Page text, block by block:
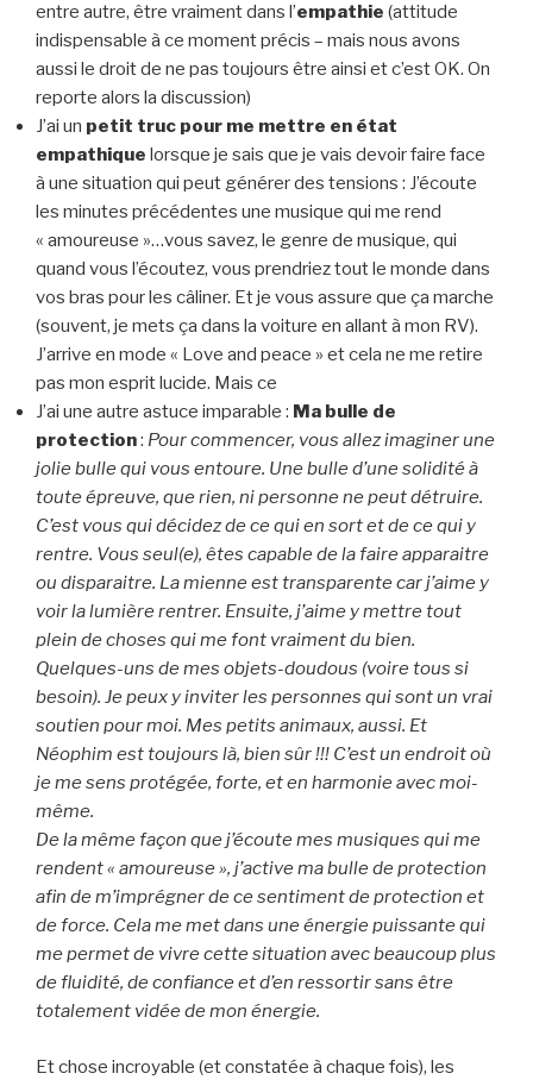
entre autre, être vraiment dans l’empathie (attitude
indispensable à ce moment précis – mais nous avons
aussi le droit de ne pas toujours être ainsi et c’est OK. On
reporte alors la discussion)
J’ai un petit truc pour me mettre en état
empathique lorsque je sais que je vais devoir faire face
à une situation qui peut générer des tensions : J’écoute
les minutes précédentes une musique qui me rend
« amoureuse »…vous savez, le genre de musique, qui
quand vous l’écoutez, vous prendriez tout le monde dans
vos bras pour les câliner. Et je vous assure que ça marche
(souvent, je mets ça dans la voiture en allant à mon RV).
J’arrive en mode « Love and peace » et cela ne me retire
pas mon esprit lucide. Mais ce
J’ai une autre astuce imparable : Ma bulle de
protection: Pour commencer, vous allez imaginer une
jolie bulle qui vous entoure. Une bulle d’une solidité à
toute épreuve, que rien, ni personne ne peut détruire.
C’est vous qui décidez de ce qui en sort et de ce qui y
rentre. Vous seul(e), êtes capable de la faire apparaitre
ou disparaitre. La mienne est transparente car j’aime y
voir la lumière rentrer. Ensuite, j’aime y mettre tout
plein de choses qui me font vraiment du bien.
Quelques-uns de mes objets-doudous (voire tous si
besoin). Je peux y inviter les personnes qui sont un vrai
soutien pour moi. Mes petits animaux, aussi. Et
Néophim est toujours là, bien sûr !!! C’est un endroit où
je me sens protégée, forte, et en harmonie avec moi-
même.
De la même façon que j’écoute mes musiques qui me
rendent « amoureuse », j’active ma bulle de protection
afin de m’imprégner de ce sentiment de protection et
de force. Cela me met dans une énergie puissante qui
me permet de vivre cette situation avec beaucoup plus
de fluidité, de confiance et d’en ressortir sans être
totalement vidée de mon énergie.
Et chose incroyable (et constatée à chaque fois), les